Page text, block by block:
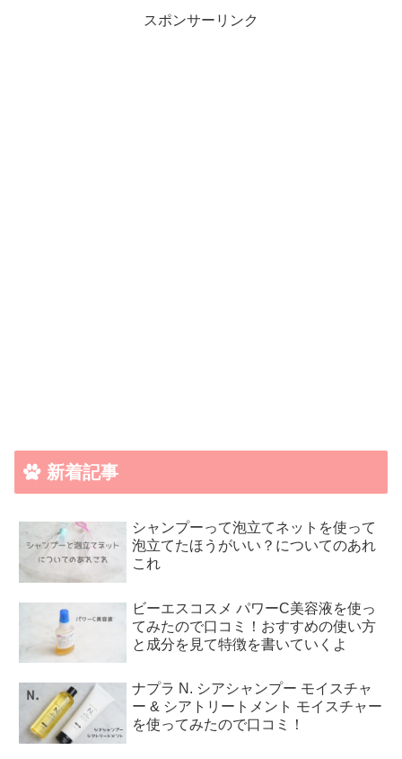
スポンサーリンク
新着記事
シャンプーって泡立てネットを使って
泡立てたほうがいい？についてのあれ
これ
ビーエスコスメ パワーC美容液を使っ
てみたので口コミ！おすすめの使い方
と成分を見て特徴を書いていくよ
ナプラ N. シアシャンプー モイスチャ
ー & シアトリートメント モイスチャー
を使ってみたので口コミ！